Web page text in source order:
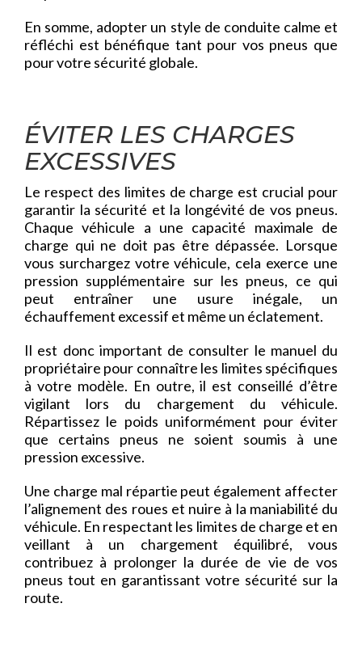
En somme, adopter un style de conduite calme et
réfléchi est bénéfique tant pour vos pneus que
pour votre sécurité globale.
ÉVITER LES CHARGES
EXCESSIVES
Le respect des limites de charge est crucial pour
garantir la sécurité et la longévité de vos pneus.
Chaque véhicule a une capacité maximale de
charge qui ne doit pas être dépassée. Lorsque
vous surchargez votre véhicule, cela exerce une
pression supplémentaire sur les pneus, ce qui
peut entraîner une usure inégale, un
échauffement excessif et même un éclatement.
Il est donc important de consulter le manuel du
propriétaire pour connaître les limites spécifiques
à votre modèle. En outre, il est conseillé d’être
vigilant lors du chargement du véhicule.
Répartissez le poids uniformément pour éviter
que certains pneus ne soient soumis à une
pression excessive.
Une charge mal répartie peut également affecter
l’alignement des roues et nuire à la maniabilité du
véhicule. En respectant les limites de charge et en
veillant à un chargement équilibré, vous
contribuez à prolonger la durée de vie de vos
pneus tout en garantissant votre sécurité sur la
route.